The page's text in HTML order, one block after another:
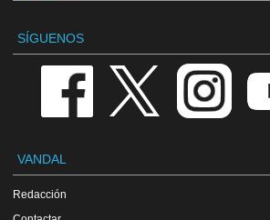
SÍGUENOS
VANDAL
Redacción